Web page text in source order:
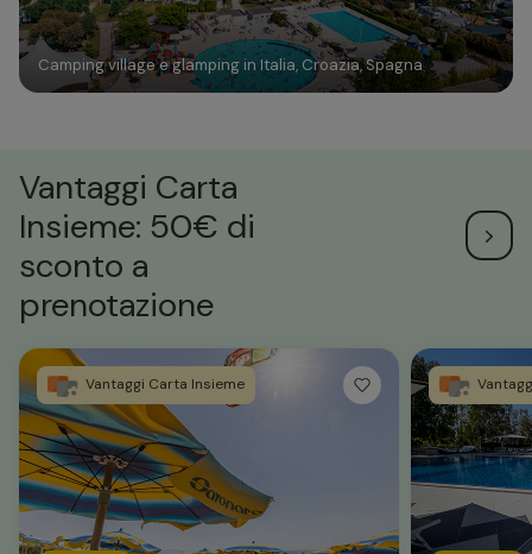
Camping village e glamping in Italia, Croazia, Spagna
Vantaggi Carta
Insieme: 50€ di
sconto a
prenotazione
Vantaggi Carta Insieme